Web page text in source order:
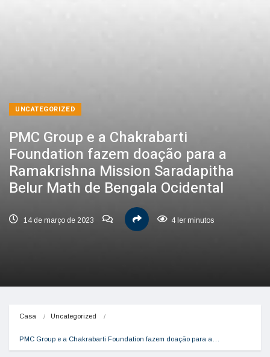
UNCATEGORIZED
PMC Group e a Chakrabarti
Foundation fazem doação para a
Ramakrishna Mission Saradapitha
Belur Math de Bengala Ocidental
14 de março de 2023 4 ler minutos
Casa Uncategorized
PMC Group e a Chakrabarti Foundation fazem doação para a…